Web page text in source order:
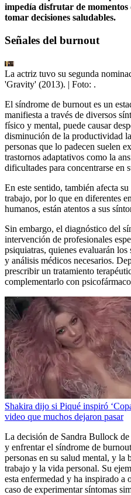
impedía disfrutar de
tomar decisiones saludables.
Señales del burnout
La actriz tuvo su segunda
'Gravity' (2013). | Foto: .
El síndrome de burnout es un
manifiesta a través de diversos
físico y mental, puede causar
disminución de la productividad
personas que lo padecen suelen
trastornos adaptativos como la
dificultades para concentrarse en
En este sentido, también afecta
trabajo, por lo que en diferentes
humanos, están atentos a sus
Sin embargo, el diagnóstico del
intervención de profesionales
psiquiatras, quienes evaluarán
y análisis médicos necesarios.
prescribir un tratamiento
complementarlo con
Shakira dijo si Piqué inspiró
video que muchos dejaron pasar
La decisión de Sandra Bullock
y enfrentar el síndrome de
personas en su salud mental, y la
trabajo y la vida personal. Su
esta enfermedad y ha inspirado a
caso de experimentar síntomas